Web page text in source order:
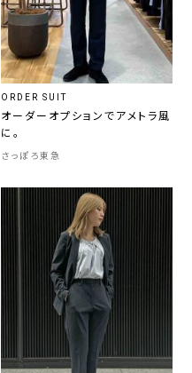
ORDER SUIT
オーダーオプションでアメトラ風
に。
さっぽろ東急